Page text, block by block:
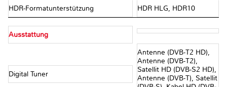
HDR-Formatunterstützung HDR HLG, HDR10
Ausstattung
Digital Tuner
Antenne (DVB-T2 HD),
Antenne (DVB-T2),
Satellit HD (DVB-S2 HD),
Antenne (DVB-T), Satellit